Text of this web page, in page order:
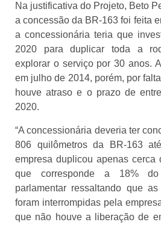
Na justificativa do Projeto, Beto
a concessão da BR-163 foi feita
a concessionária teria que
2020 para duplicar toda a
explorar o serviço por 30 anos.
em julho de 2014, porém, por
houve atraso e o prazo de
2020.
“A concessionária deveria ter
806 quilômetros da BR-163
empresa duplicou apenas cerca
que corresponde a 18%
parlamentar ressaltando que
foram interrompidas pela
que não houve a liberação de